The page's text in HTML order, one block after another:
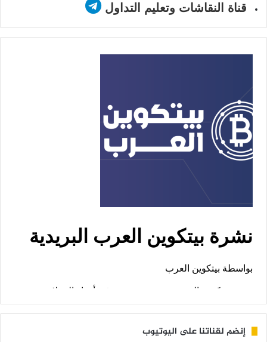
قناة النقاشات وتعليم التداول
إنضم لقناتنا على اليوتيوب